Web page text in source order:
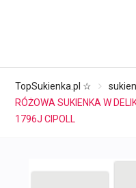
TopSukienka.pl ☆
RÓŻOWA SUKIENKA W
1796J CIPOLL